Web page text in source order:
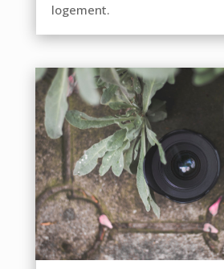
logement.